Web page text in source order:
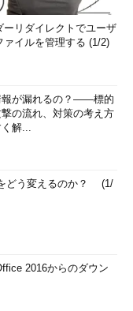
ーリダイレクトでユーザ
ァイルを管理する (1/2)
報が漏れるの？――標的
の流れ、対策の考え方
解...
どう変えるのか？ (1/
2016からのダウン